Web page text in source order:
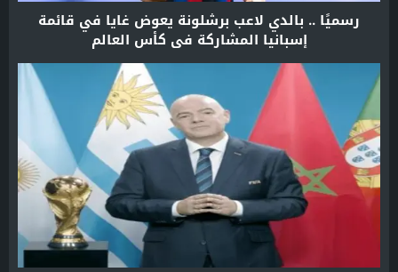
رسميًا .. بالدي لاعب برشلونة يعوض غايا في قائمة
إسبانيا المشاركة في كأس العالم